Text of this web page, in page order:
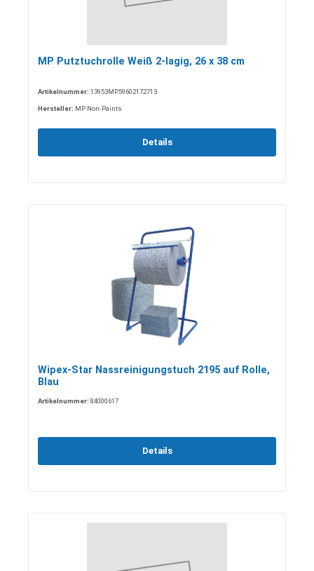
MP Putztuchrolle Weiß 2-lagig, 26 x 38 cm
Artikelnummer: 13953MP59602172713
Hersteller: MP Non-Paints
Details
Wipex-Star Nassreinigungstuch 2195 auf Rolle,
Blau
Artikelnummer: 84000617
Details